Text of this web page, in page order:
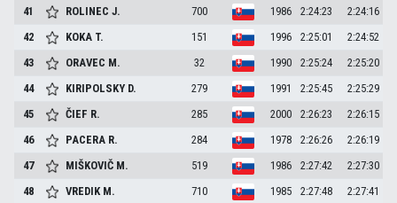
41
ROLINECJ. 700 1986 2:24:23
2:24:16
42
KOKA T. 151 1996 2:25:01
2:24:52
43
ORAVEC M. 32 1990 2:25:24
2:25:20
44
KIRIPOLSKY D. 279 1991 2:25:45
2:25:29
45
ČIEF R. 285 2000 2:26:23
2:26:15
46
PACERA R. 284 1978 2:26:26
2:26:19
47
MIŠKOVIČ M. 519 1986 2:27:42
2:27:30
48
VREDIK M. 710 1985 2:27:48 2:27:41